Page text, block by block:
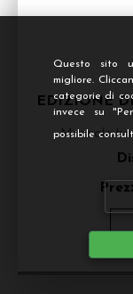
Questo sito
migliore.
categorie di
invece su
possibile
EDIZIONE
Manuale